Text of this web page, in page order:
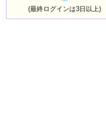
(最終ログインは3日以上)